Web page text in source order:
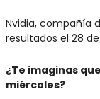
Nvidia, compañía
resultados el 28
¿Te imaginas
miércoles?